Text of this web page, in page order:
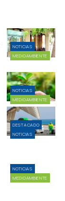
NOTICIAS
MEDIOAMBIENTE
NOTICIAS
MEDIOAMBIENTE
DESTACADO
NOTICIAS
NOTICIAS
MEDIOAMBIENTE